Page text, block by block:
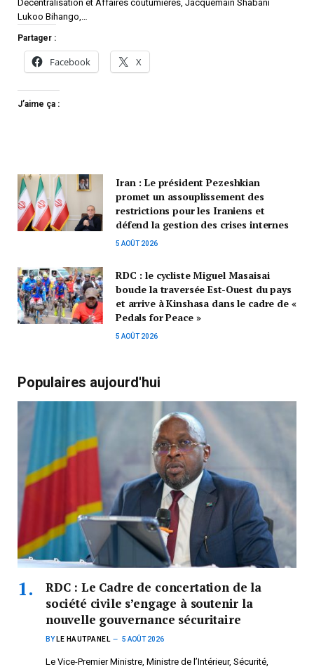
Décentralisation et Affaires coutumières, Jacquemain Shabani
Lukoo Bihango,…
Partager :
Facebook X
J’aime ça :
Iran : Le président Pezeshkian
promet un assouplissement des
restrictions pour les Iraniens et
défend la gestion des crises internes
5 AOÛT 2026
RDC : le cycliste Miguel Masaisai
boucle la traversée Est-Ouest du pays
et arrive à Kinshasa dans le cadre de «
Pedals for Peace »
5 AOÛT 2026
Populaires aujourd'hui
RDC : Le Cadre de concertation de la
société civile s’engage à soutenir la
nouvelle gouvernance sécuritaire
BY LE HAUTPANEL 5 AOÛT 2026
Le Vice-Premier Ministre, Ministre de l’Intérieur, Sécurité,